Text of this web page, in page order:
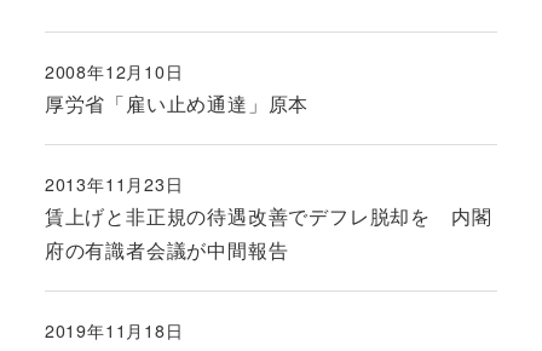
厚労省「雇い止め通達」原本
投稿日
2008年12月10日
賃上げと非正規の待遇改善でデフレ脱却を 内閣
府の有識者会議が中間報告
投稿日
2013年11月23日
投稿日
2019年11月18日